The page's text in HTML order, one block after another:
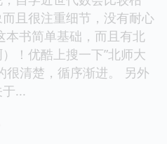
且很注重细节，没有耐心
本书简单基础，而且有北
！优酷上搜一下”北师大
很清楚，循序渐进。 另外
...